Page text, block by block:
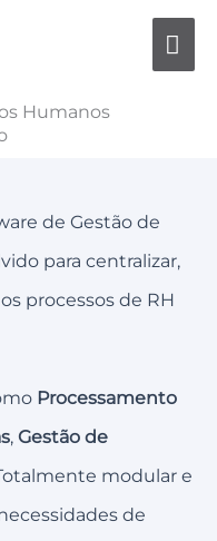
Humanos
de Gestão de
para centralizar,
processos de RH
Processamento
, Gestão de
modular e
de